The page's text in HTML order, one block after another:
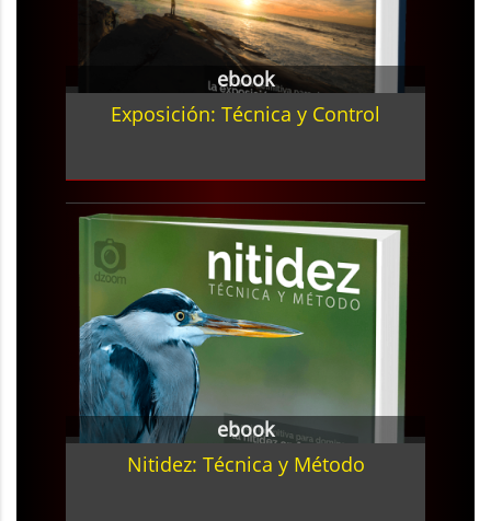
ebook
Exposición: Técnica y Control
ebook
Nitidez: Técnica y Método